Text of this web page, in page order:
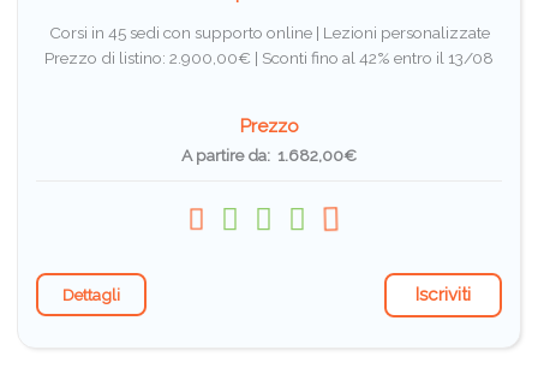
Corsi in 45 sedi con supporto online | Lezioni personalizzate
Prezzo di listino: 2.900,00€ | Sconti fino al 42% entro il 13/08
Prezzo
A partire da: 1.682,00€
Dettagli Iscriviti